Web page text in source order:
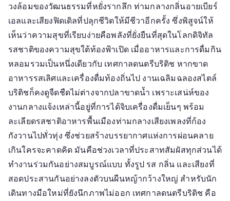
เดิล
ท่อง
โลก
เทศกาล
ดนตรี
บริติช
มนต์
เสน่ห์
แห่ง
การ
สืบสาน
วิถี
ชีวิต
วงล้อมของวัฒนธรรมที่หยั่งรากลึก ท่ามกลางกลิ่นอายเบียร์
เอลและเสียงฟิดเดิลที่ปลุกชีวิตให้มีชีวาอีกครั้ง ซึ่งพิสูจน์ให้
เห็นว่าความสุขที่เรียบง่ายคือพลังที่ยั่งยืนที่สุดในโลกดิจิทัล
รสชาติของความสุขใต้ท้องฟ้าเปิด เมื่ออาหารและการดื่มกิน
หลอมรวมเป็นหนึ่งเดียวกับ เทศกาลดนตรีบริติช หากขาด
อาหารรสเลิศและเครื่องดื่มท้องถิ่นไป งานเฉลิมฉลองสไตล์
บริติชก็คงดูจืดชืดไม่ต่างจากปลาขาดน้ำ เพราะเสน่ห์ของ
งานกลางแจ้งเหล่านี้อยู่ที่การได้จิบเครื่องดื่มเย็นๆ พร้อม
ละเลียดรสชาติอาหารพื้นเมืองท่ามกลางเสียงเพลงที่ก้อง
กังวานไปทั่วทุ่ง ซึ่งช่วยสร้างบรรยากาศแห่งการผ่อนคลาย
เกินใครจะคาดคิด มันคือช่วงเวลาที่ประสาทสัมผัสทุกส่วนได้
ทำงานร่วมกันอย่างสมบูรณ์แบบ ทั้งรูป รส กลิ่น และเสียงที่
สอดประสานกันอย่างลงตัวบนผืนหญ้ากว้างใหญ่ สำหรับนัก
เดินทางมือใหม่ที่ยังนึกภาพไม่ออก เทศกาลดนตรีบริติช คือ